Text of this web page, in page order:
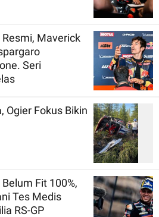
Maverick
Seri
Ogier Fokus Bikin
Fit 100%,
Tes Medis
RS-GP